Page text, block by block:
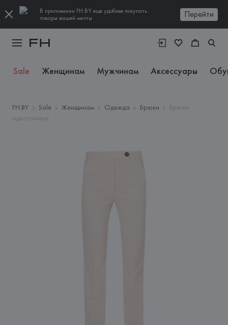
В приложении FH.BY еще удобнее покупать
товары вашей мечты
Перейти
Sale Женщинам Мужчинам Аксессуары
FH.BY Sale Женщинам Одежда Брюки
Брюки
однотонные